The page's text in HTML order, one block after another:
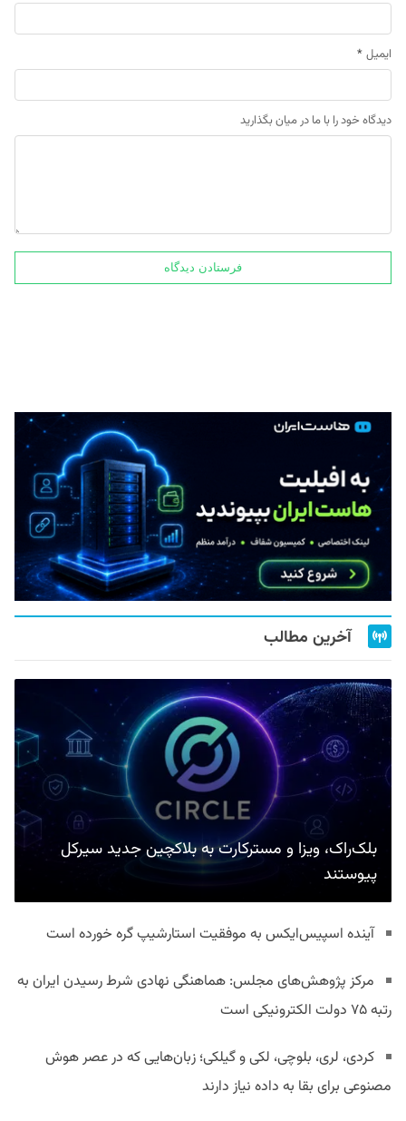
ایمیل *
دیدگاه خود را با ما در میان بگذارید
آخرین مطالب
بلک‌راک، ویزا و مسترکارت به بلاکچین جدید سیرکل
پیوستند
آینده اسپیس‌ایکس به موفقیت استارشیپ گره خورده است
مرکز پژوهش‌های مجلس: هماهنگی نهادی شرط رسیدن ایران به
رتبه ۷۵ دولت الکترونیکی است
کردی، لری، بلوچی، لکی و گیلکی؛ زبان‌هایی که در عصر هوش
مصنوعی برای بقا به داده نیاز دارند